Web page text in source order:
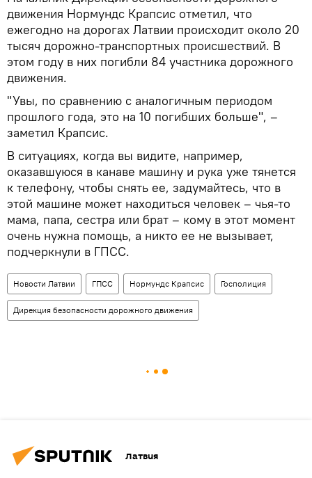
движения Нормундс Крапсис отметил, что
ежегодно на дорогах Латвии происходит около 20
тысяч дорожно-транспортных происшествий. В
этом году в них погибли 84 участника дорожного
движения.
"Увы, по сравнению с аналогичным периодом
прошлого года, это на 10 погибших больше", –
заметил Крапсис.
В ситуациях, когда вы видите, например,
оказавшуюся в канаве машину и рука уже тянется
к телефону, чтобы снять ее, задумайтесь, что в
этой машине может находиться человек – чья-то
мама, папа, сестра или брат – кому в этот момент
очень нужна помощь, а никто ее не вызывает,
подчеркнули в ГПСС.
Новости Латвии ГПСС Нормундс Крапсис Госполиция
Дирекция безопасности дорожного движения
Латвия